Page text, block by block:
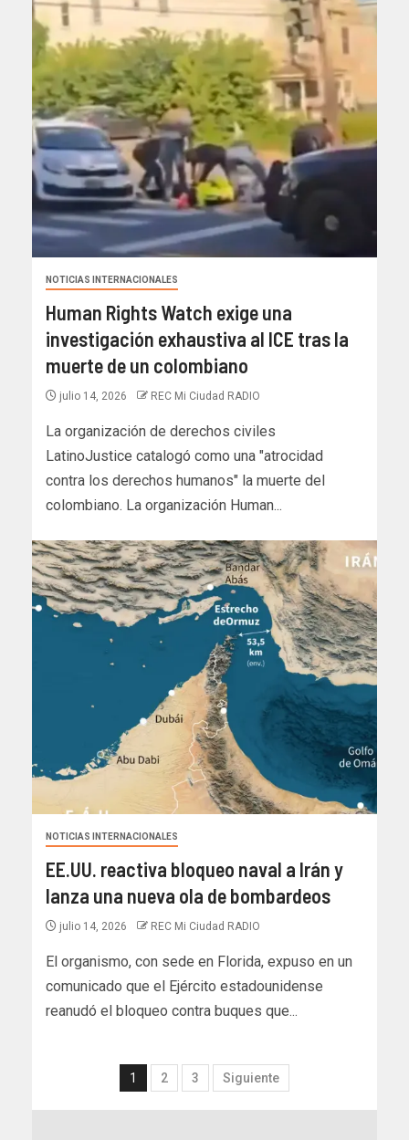
NOTICIAS INTERNACIONALES
Human Rights Watch exige una
investigación exhaustiva al ICE tras la
muerte de un colombiano
julio 14, 2026 REC Mi Ciudad RADIO
La organización de derechos civiles
LatinoJustice catalogó como una "atrocidad
contra los derechos humanos" la muerte del
colombiano. La organización Human...
NOTICIAS INTERNACIONALES
EE.UU. reactiva bloqueo naval a Irán y
lanza una nueva ola de bombardeos
julio 14, 2026 REC Mi Ciudad RADIO
El organismo, con sede en Florida, expuso en un
comunicado que el Ejército estadounidense
reanudó el bloqueo contra buques que...
1 2 3 Siguiente